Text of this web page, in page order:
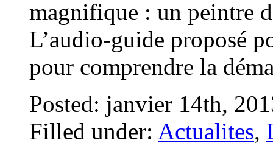
magnifique : un peintre
L’audio-guide proposé
pour comprendre la
Posted: janvier 14th,
Filled under: Actualites,